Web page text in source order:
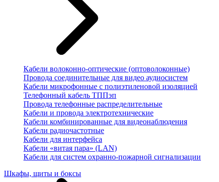
Кабели волоконно-оптические (оптоволоконные)
Провода соединительные для видео аудиосистем
Кабели микрофонные с полиэтиленовой изоляцией
Телефонный кабель ТППэп
Провода телефонные распределительные
Кабели и провода электротехнические
Кабели комбинированные для видеонаблюдения
Кабели радиочастотные
Кабели для интерфейса
Кабели «витая пара» (LAN)
Кабели для систем охранно-пожарной сигнализации
Шкафы, щиты и боксы